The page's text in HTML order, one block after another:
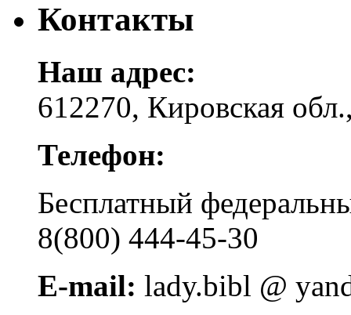
Контакты
Наш адрес:
612270, Кировская
Телефон:
Бесплатный
8(800) 444-45-30
E-mail: lady.bibl @